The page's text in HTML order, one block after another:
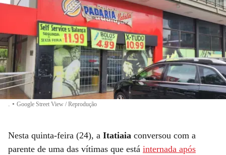
. • Google Street View / Reprodução
Nesta quinta-feira (24), a Itatiaia conversou com a
parente de uma das vítimas que está internada após